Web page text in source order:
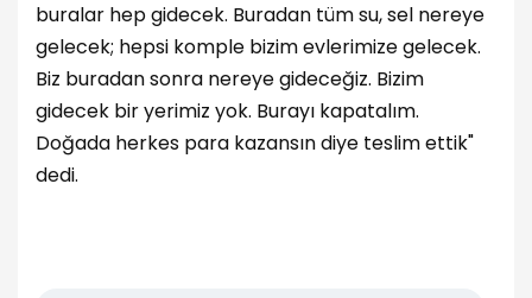
buralar hep gidecek. Buradan tüm su, sel nereye
gelecek; hepsi komple bizim evlerimize gelecek.
Biz buradan sonra nereye gideceğiz. Bizim
gidecek bir yerimiz yok. Burayı kapatalım.
Doğada herkes para kazansın diye teslim ettik"
dedi.